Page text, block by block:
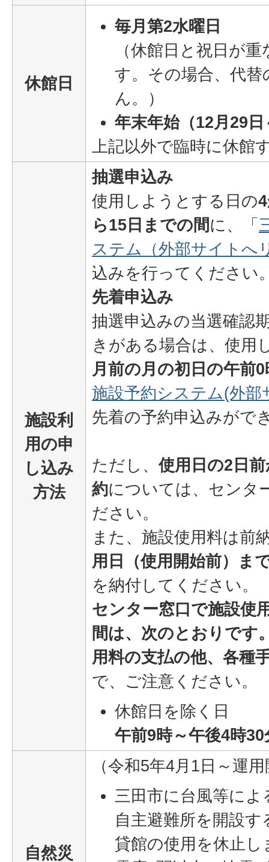
休館日
毎月第2水曜日
（休館日と祝日が
す。その場合、代
ん。）
年末年始（12月29
上記以外で臨時に休館
施設利
用の申
し込み
方法
抽選申込み
使用しようとする日の
ら15日までの間に、「
ステム（外部サイトへ
込みを行ってください
先着申込み
抽選申込みの当選確認
きがある場合は、使用
月前の月の初日の午前
施設予約システム(外
先着の予約申込みがで
ただし、使用日の2日
約については、センタ
ださい。
また、施設使用料は前
用日（使用開始前）ま
を納付してください。
センター窓口で施設使
間は、次のとおりです
用料の支払の他、各種
で、ご注意ください。
休館日を除く日
午前9時～午後4時30
自然災
（令和5年4月1日～運
三田市に台風等に
自主避難所を開設
貸館の使用を休止し